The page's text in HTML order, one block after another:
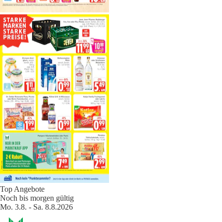
Top Angebote
Noch bis morgen gültig
Mo. 3.8. - Sa. 8.8.2026